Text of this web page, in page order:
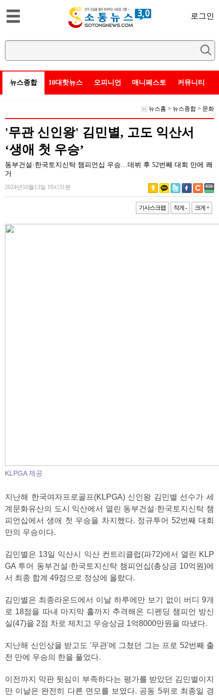
로그인
뉴스종합 10대핫뉴스 오피니언 매니페스토 커뮤니티
뉴스홈 > 뉴스종합 > 문화
'무관 신인왕' 김민별, 고도 익산서
‘생애 첫 우승’
동부건설·한국토지신탁 챔피언십 우승…데뷔 후 52번째 대회 만에 쾌
거
2024년10월13일 19시31분
기사스크랩 작게 - 크게 +
KLPGA 제공
지난해 한국여자프로골프(KLPGA) 신인왕 김민별 선수가 세
계문화유산의 도시 익산에서 열린 동부건설·한국토지신탁 챔
피언십에서 생애 첫 우승을 차지했다. 정규투어 52번째 대회
만의 우승이다.
김민별은 13일 익산시 익산 컨트리클럽(파72)에서 열린 KLP
GA 투어 동부건설·한국토지신탁 챔피언십(총상금 10억원)에
서 최종 합계 49점으로 정상에 올랐다.
김민별은 최종라운드에서 이날 하루에만 보기 없이 버디 9개
로 18점을 따내 마지막 홀까지 추격해온 디펜딩 챔피언 방신
실(47)을 2점 차로 제치고 우승상금 1억8000만원을 따냈다.
지난해 신인상을 받고도 '무관'에 그쳤던 그는 프로 52번째 출
전 만에 우승의 한을 풀었다.
이전까지 막판 뒷심이 부족하다는 평가를 받았던 김민별이지
만 이날은 완전히 다른 면모를 보였다. 공동 5위로 최종일 경